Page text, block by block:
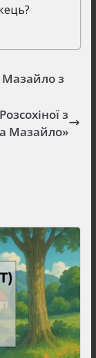
з
з
Мазайло»